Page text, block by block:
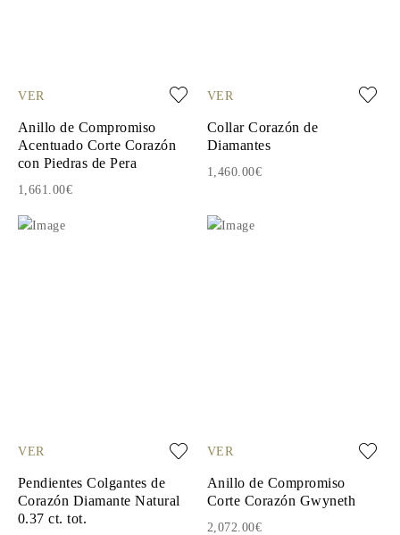
VER
Anillo de Compromiso
Acentuado Corte Corazón
con Piedras de Pera
1,661.00€
VER
Collar Corazón de
Diamantes
1,460.00€
VER
Pendientes Colgantes de
Corazón Diamante Natural
0.37 ct. tot.
VER
Anillo de Compromiso
Corte Corazón Gwyneth
2,072.00€